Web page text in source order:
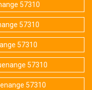
57310
57310
57310
57310
57310